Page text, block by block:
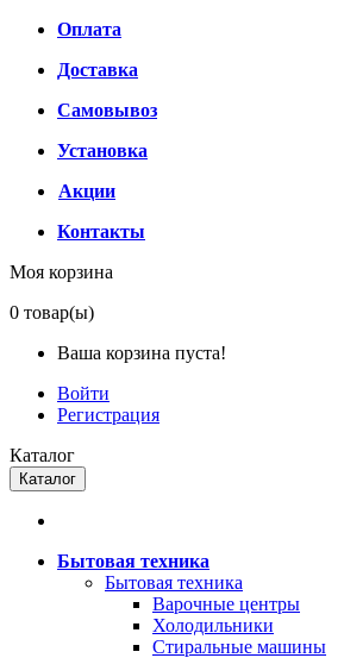
Оплата
Доставка
Самовывоз
Установка
Акции
Контакты
Моя корзина
0 товар(ы)
Ваша корзина пуста!
Войти
Регистрация
Каталог
Каталог
Бытовая техника
Бытовая техника
Варочные центры
Холодильники
Стиральные машины